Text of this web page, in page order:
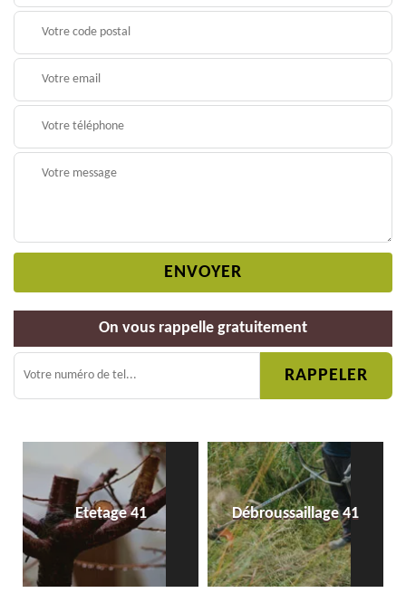
On vous rappelle gratuitement
Etetage 41 Débroussaillage 41